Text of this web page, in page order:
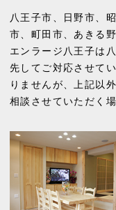
八王子市、 日野市、
市、 町田市、あきる
エンラージ八王子は
先してご対応させて
りませんが、上記以
相談させていただく